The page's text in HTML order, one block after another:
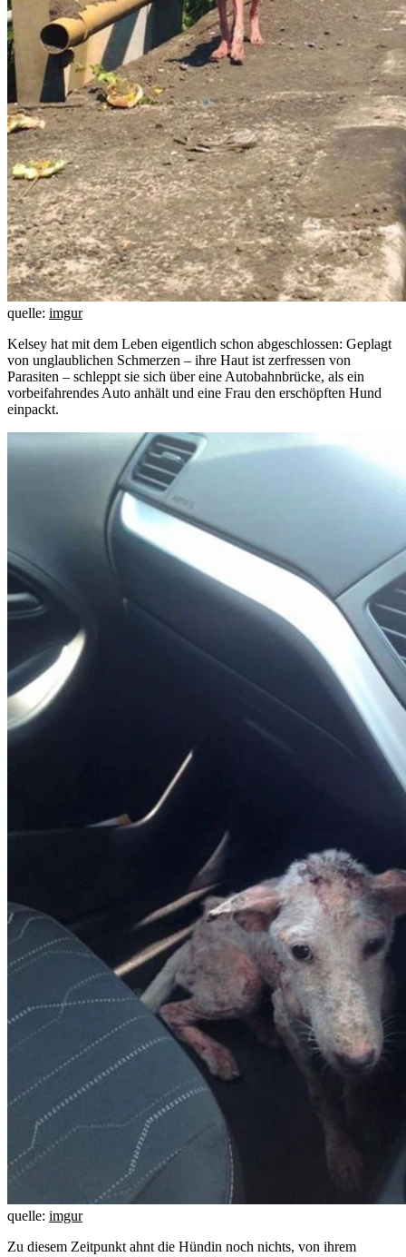
quelle: imgur
Kelsey hat mit dem Leben eigentlich schon abgeschlossen: Geplagt
von unglaublichen Schmerzen – ihre Haut ist zerfressen von
Parasiten – schleppt sie sich über eine Autobahnbrücke, als ein
vorbeifahrendes Auto anhält und eine Frau den erschöpften Hund
einpackt.
quelle: imgur
Zu diesem Zeitpunkt ahnt die Hündin noch nichts, von ihrem